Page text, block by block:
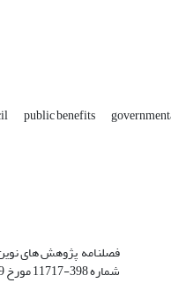
public benefits
فصلنامه پژوهش های